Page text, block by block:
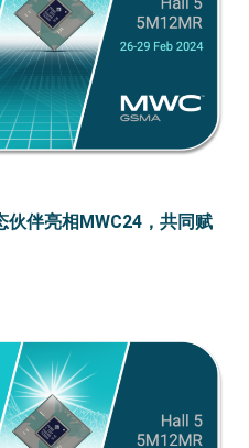
伙伴亮相MWC24，共同赋